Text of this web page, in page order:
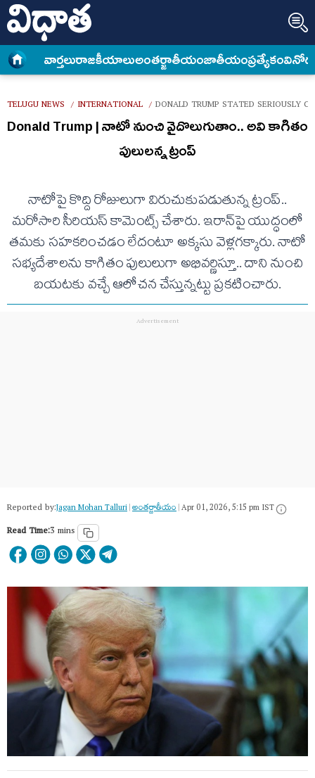
వార్త‌లురాజకీయాలుఅంత‌ర్జాతీయంజాతీయంప్రత్యేకం
TELUGU NEWS / INTERNATIONAL / DONALD TRUMP STATED SERIOUSLY
Donald Trump | నాటో నుంచి వైదొలుగుతాం.. అవి కాగితం
పులులన్న ట్రంప్‌
నాటోపై కొద్ది రోజులుగా విరుచుకుపడుతున్న ట్రంప్‌..
మరోసారి సీరియస్‌ కామెంట్స్‌ చేశారు. ఇరాన్‌పై యుద్ధంలో
తమకు సహకరించడం లేదంటూ అక్కసు వెళ్లగక్కారు. నాటో
సభ్యదేశాలను కాగితం పులులుగా అభివర్ణిస్తూ.. దాని నుంచి
బయటకు వచ్చే ఆలోచన చేస్తున్నట్టు ప్రకటించారు.
Reported by:Jagan Mohan Talluri|అంత‌ర్జాతీయం|Apr 01, 2026, 5:15 pm IST
Read Time:3 mins